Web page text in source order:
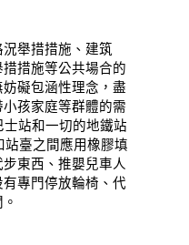
舉措措施、建筑
措施等公共場合的
礙包涵性理念，盡
孩家庭等群體的需
站和一切的地鐵站
臺之間應用橡膠填
東西、推嬰兒車人
專門停放輪椅、代